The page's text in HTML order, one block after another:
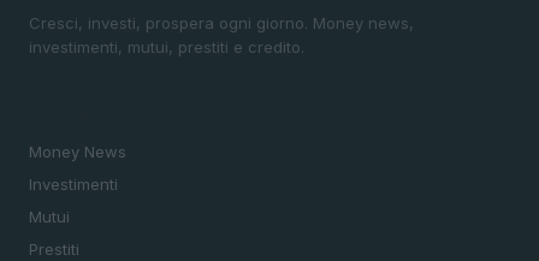
Cresci, investi, prospera ogni giorno. Money news,
investimenti, mutui, prestiti e credito.
Money News
Investimenti
Mutui
Prestiti